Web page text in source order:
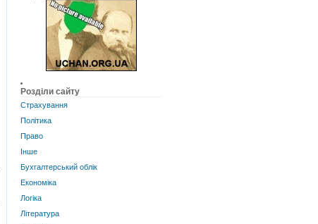
Розділи сайту
Страхування
Політика
Право
Інше
Бухгалтерський облік
Економіка
Логіка
Література